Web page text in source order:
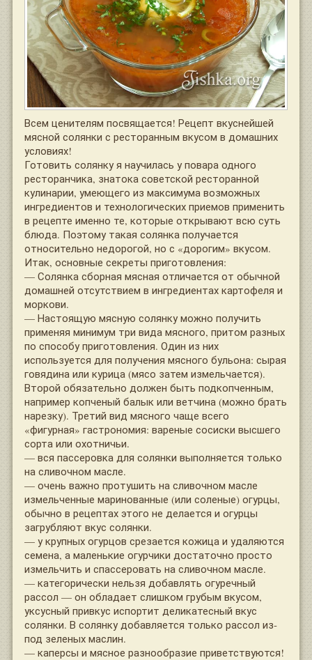
Всем ценителям посвящается! Рецепт вкуснейшей
мясной солянки с ресторанным вкусом в домашних
условиях!
Готовить солянку я научилась у повара одного
ресторанчика, знатока советской ресторанной
кулинарии, умеющего из максимума возможных
ингредиентов и технологических приемов применить
в рецепте именно те, которые открывают всю суть
блюда. Поэтому такая солянка получается
относительно недорогой, но с «дорогим» вкусом.
Итак, основные секреты приготовления:
— Солянка сборная мясная отличается от обычной
домашней отсутствием в ингредиентах картофеля и
моркови.
— Настоящую мясную солянку можно получить
применяя минимум три вида мясного, притом разных
по способу приготовления. Один из них
используется для получения мясного бульона: сырая
говядина или курица (мясо затем измельчается).
Второй обязательно должен быть подкопченным,
например копченый балык или ветчина (можно брать
нарезку). Третий вид мясного чаще всего
«фигурная» гастрономия: вареные сосиски высшего
сорта или охотничьи.
— вся пассеровка для солянки выполняется только
на сливочном масле.
— очень важно протушить на сливочном масле
измельченные маринованные (или соленые) огурцы,
обычно в рецептах этого не делается и огурцы
загрубляют вкус солянки.
— у крупных огурцов срезается кожица и удаляются
семена, а маленькие огурчики достаточно просто
измельчить и спассеровать на сливочном масле.
— категорически нельзя добавлять огуречный
рассол — он обладает слишком грубым вкусом,
уксусный привкус испортит деликатесный вкус
солянки. В солянку добавляется только рассол из-
под зеленых маслин.
— каперсы и мясное разнообразие приветствуются!